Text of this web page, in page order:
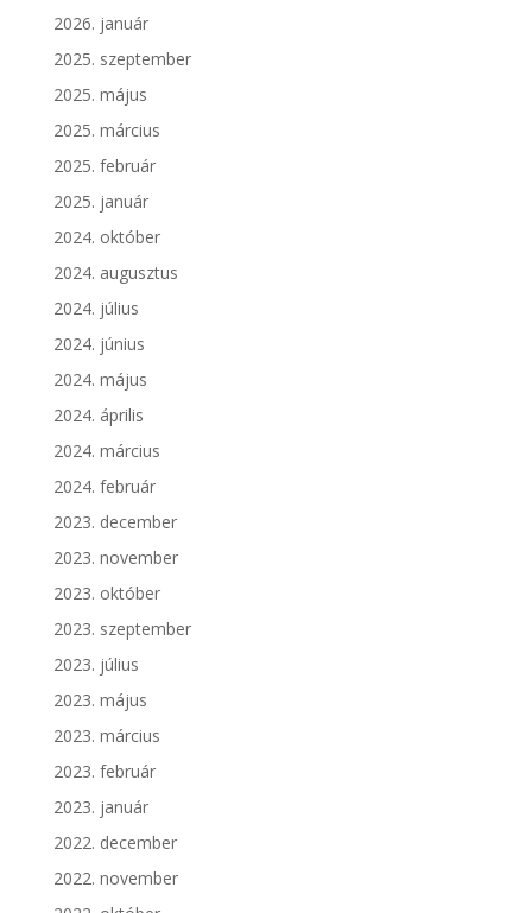
2026. január
2025. szeptember
2025. május
2025. március
2025. február
2025. január
2024. október
2024. augusztus
2024. július
2024. június
2024. május
2024. április
2024. március
2024. február
2023. december
2023. november
2023. október
2023. szeptember
2023. július
2023. május
2023. március
2023. február
2023. január
2022. december
2022. november